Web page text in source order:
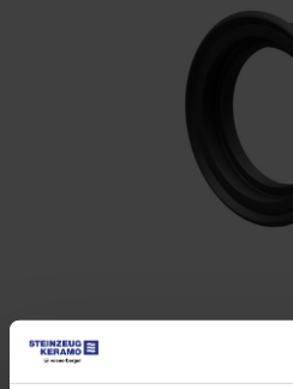
ELEMENT DE